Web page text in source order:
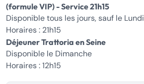
(formule VIP) - Service 21h15
Disponible tous les jours, sauf le Lundi
Horaires : 21h15
Déjeuner Trattoria en Seine
Disponible le Dimanche
Horaires : 12h15